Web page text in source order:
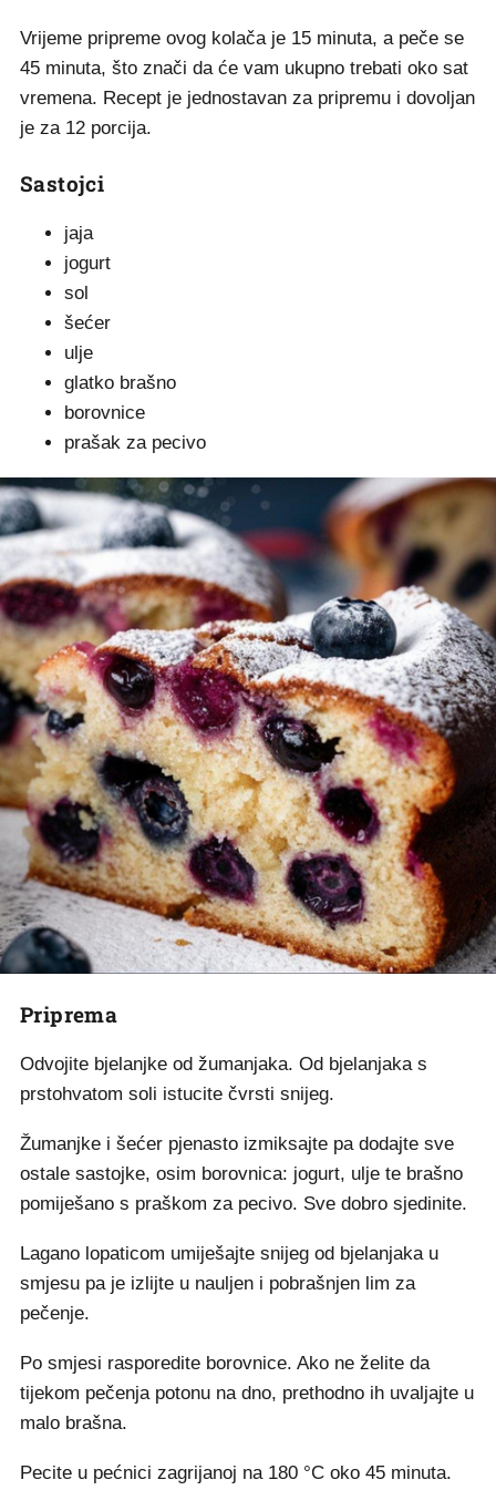
Vrijeme pripreme ovog kolača je 15 minuta, a peče se
45 minuta, što znači da će vam ukupno trebati oko sat
vremena. Recept je jednostavan za pripremu i dovoljan
je za 12 porcija.
Sastojci
jaja
jogurt
sol
šećer
ulje
glatko brašno
borovnice
prašak za pecivo
Priprema
Odvojite bjelanjke od žumanjaka. Od bjelanjaka s
prstohvatom soli istucite čvrsti snijeg.
Žumanjke i šećer pjenasto izmiksajte pa dodajte sve
ostale sastojke, osim borovnica: jogurt, ulje te brašno
pomiješano s praškom za pecivo. Sve dobro sjedinite.
Lagano lopaticom umiješajte snijeg od bjelanjaka u
smjesu pa je izlijte u nauljen i pobrašnjen lim za
pečenje.
Po smjesi rasporedite borovnice. Ako ne želite da
tijekom pečenja potonu na dno, prethodno ih uvaljajte u
malo brašna.
Pecite u pećnici zagrijanoj na 180 °C oko 45 minuta.